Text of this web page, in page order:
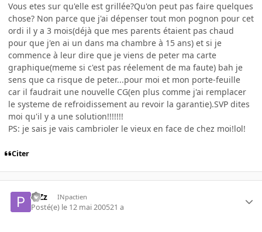
Vous etes sur qu'elle est grillée?Qu'on peut pas faire quelques
chose? Non parce que j'ai dépenser tout mon pognon pour cet
ordi il y a 3 mois(déjà que mes parents étaient pas chaud
pour que j'en ai un dans ma chambre à 15 ans) et si je
commence à leur dire que je viens de peter ma carte
graphique(meme si c'est pas réelement de ma faute) bah je
sens que ca risque de peter...pour moi et mon porte-feuille
car il faudrait une nouvelle CG(en plus comme j'ai remplacer
le systeme de refroidissement au revoir la garantie).SVP dites
moi qu'il y a une solution!!!!!!!
PS: je sais je vais cambrioler le vieux en face de chez moi!lol!
Citer
PiZz INpactien
Posté(e) le 12 mai 200521 a